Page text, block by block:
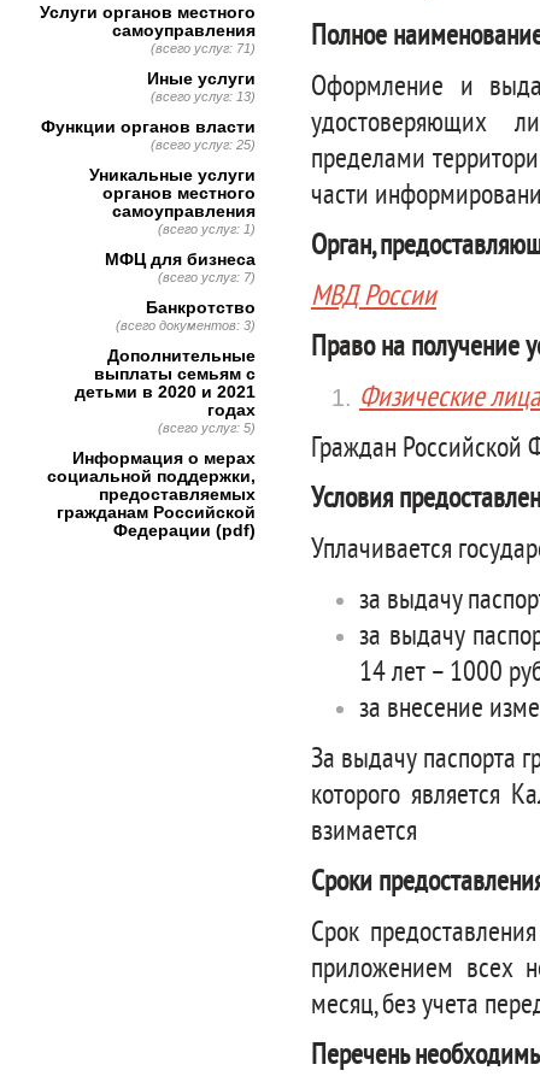
Полное
Оформление и
удостоверяющих
пределами
части
Орган,
МВД России
Право на получение
Физические лица
Граждан Российской
Условия
Уплачивается
за выдачу
за выдачу
14 лет – 1000
за внесение
За выдачу паспорта
которого является
взимается
Сроки
Срок
приложением всех
месяц, без учета
Перечень
Услуги органов местного
самоуправления
(всего услуг: 71)
Иные услуги
(всего услуг: 13)
Функции органов власти
(всего услуг: 25)
Уникальные услуги
органов местного
самоуправления
(всего услуг: 1)
МФЦ для бизнеса
(всего услуг: 7)
Банкротство
(всего документов: 3)
Дополнительные
выплаты семьям с
детьми в 2020 и 2021
годах
(всего услуг: 5)
Информация о мерах
социальной поддержки,
предоставляемых
гражданам Российской
Федерации (pdf)